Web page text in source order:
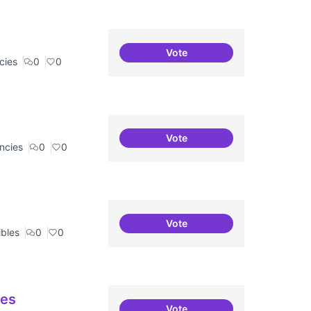
0 0
VoteRecerca + residències
0 0
VoteRecerca + residències
0 0
VotePunt de defensa de Drets
Vote